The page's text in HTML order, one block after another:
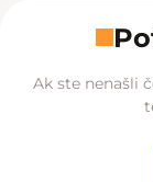
Ak ste nenašli